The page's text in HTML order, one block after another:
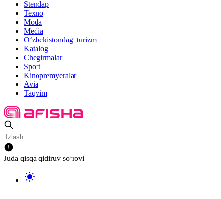
Stendap
Texno
Moda
Media
O‘zbekistondagi turizm
Katalog
Chegirmalar
Sport
Kinopremyeralar
Avia
Taqvim
Juda qisqa qidiruv so‘rovi